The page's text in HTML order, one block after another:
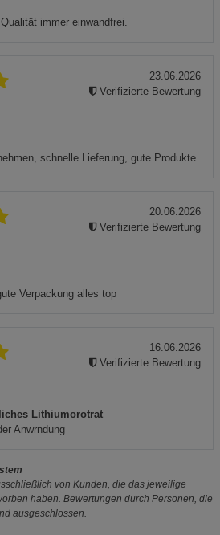
immer einwandfrei.
schnelle Lieferung, gute Produkte
23.06.2026
Verifizierte Bewertung
Verpackung alles top
20.06.2026
Verifizierte Bewertung
Lithiumorotrat
Anwrndung
16.06.2026
Verifizierte Bewertung
von Kunden, die das jeweilige
haben. Bewertungen durch Personen, die
ausgeschlossen.